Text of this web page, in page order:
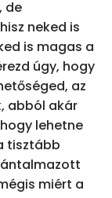
de
neked is
is magas a
úgy, hogy
az
abból akár
lehetne
tisztább
miért a